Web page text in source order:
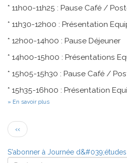
* 11h00-11h25 : Pause Café /
* 11h30-12h00 : Présentation
* 12h00-14h00 : Pause Déjeuner
* 14h00-15h00 : Présentations
* 15h05-15h30 : Pause Café /
* 15h35-16h00 : Présentation
En savoir plus
MIS
-
Pagination
Page
précédente
‹‹
S'abonner à Journée d&#039;études